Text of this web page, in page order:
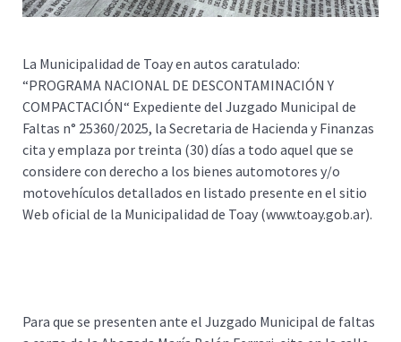
La Municipalidad de Toay en autos caratulado:
“PROGRAMA NACIONAL DE DESCONTAMINACIÓN Y
COMPACTACIÓN“ Expediente del Juzgado Municipal de
Faltas n° 25360/2025, la Secretaria de Hacienda y Finanzas
cita y emplaza por treinta (30) días a todo aquel que se
considere con derecho a los bienes automotores y/o
motovehículos detallados en listado presente en el sitio
Web oficial de la Municipalidad de Toay (www.toay.gob.ar).
Para que se presenten ante el Juzgado Municipal de faltas